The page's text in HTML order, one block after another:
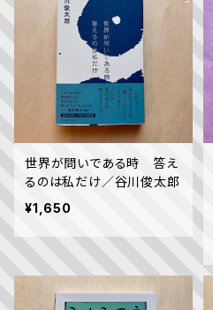
世界が問いである時 答え
るのは私だけ／谷川俊太郎
¥1,650